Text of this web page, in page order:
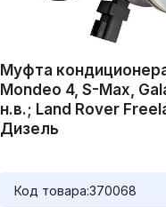
Муфта
Mondeo 4, S-Max,
н.в.; Land Rover
Дизель
Код товара:370068